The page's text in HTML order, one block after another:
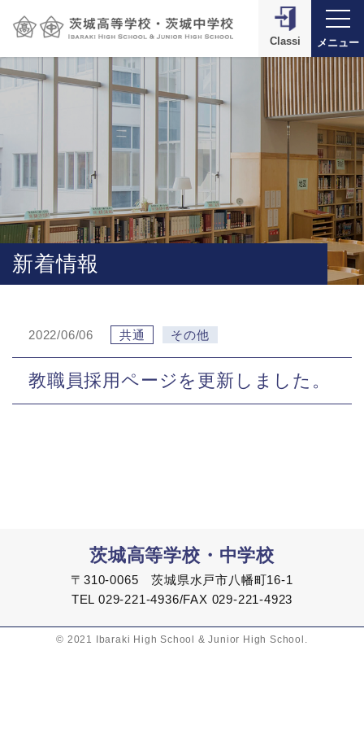
Classi メニュー
新着情報
2022/06/06 共通 その他
教職員採用ページを更新しました。
茨城高等学校・中学校
〒310-0065 茨城県水戸市八幡町16-1
TEL 029-221-4936/FAX 029-221-4923
© 2021 Ibaraki High School & Junior High School.